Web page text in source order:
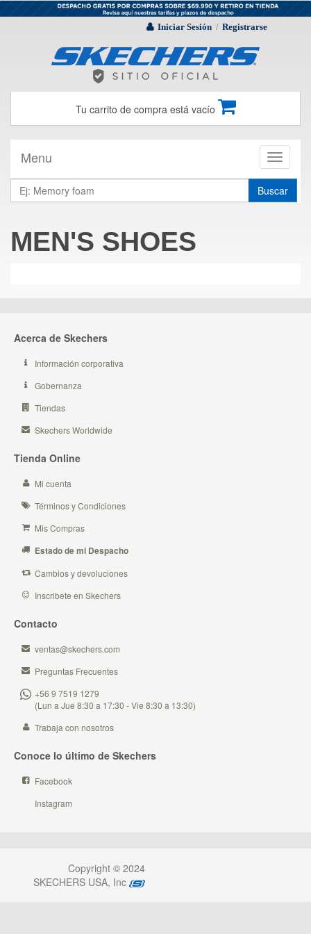
Iniciar Sesión / Registrarse
Tu carrito de compra está vacío
Toggle
Menu
Buscar
MEN'S SHOES
Acerca de Skechers
Información corporativa
Gobernanza
Tiendas
Skechers Worldwide
Tienda Online
Mi cuenta
Términos y Condiciones
Mis Compras
Estado de mi Despacho
Cambios y devoluciones
Inscribete en Skechers
Contacto
ventas@skechers.com
Preguntas Frecuentes
+56 9 7519 1279
(Lun a Jue 8:30 a 17:30 - Vie 8:30 a 13:30)
Trabaja con nosotros
Conoce lo último de Skechers
Facebook
Instagram
Copyright © 2024
SKECHERS USA, Inc